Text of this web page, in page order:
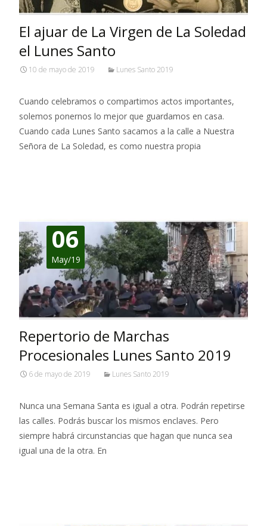
El ajuar de La Virgen de La Soledad
el Lunes Santo
10 de mayo de 2019 Lunes Santo 2019
Cuando celebramos o compartimos actos importantes,
solemos ponernos lo mejor que guardamos en casa.
Cuando cada Lunes Santo sacamos a la calle a Nuestra
Señora de La Soledad, es como nuestra propia
06
May/19
Repertorio de Marchas
Procesionales Lunes Santo 2019
6 de mayo de 2019 Lunes Santo 2019
Nunca una Semana Santa es igual a otra. Podrán repetirse
las calles. Podrás buscar los mismos enclaves. Pero
siempre habrá circunstancias que hagan que nunca sea
igual una de la otra. En